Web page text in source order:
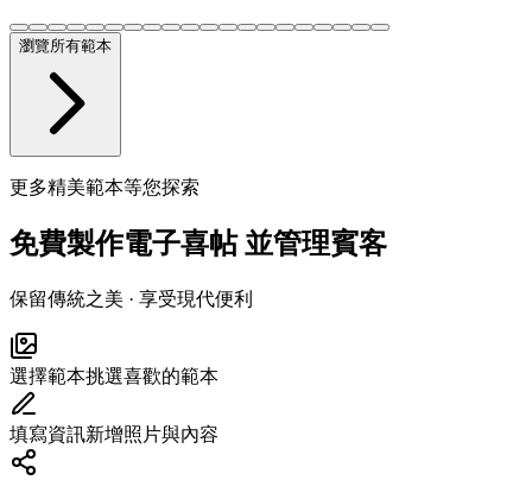
瀏覽所有範本
更多精美範本等您探索
免費製作電子喜帖 並管理賓客
保留傳統之美 · 享受現代便利
選擇範本挑選喜歡的範本
填寫資訊新增照片與內容